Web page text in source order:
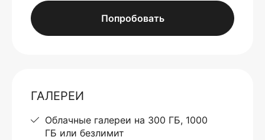
Попробовать
ГАЛЕРЕИ
Облачные галереи на 300 ГБ, 1000
ГБ или безлимит